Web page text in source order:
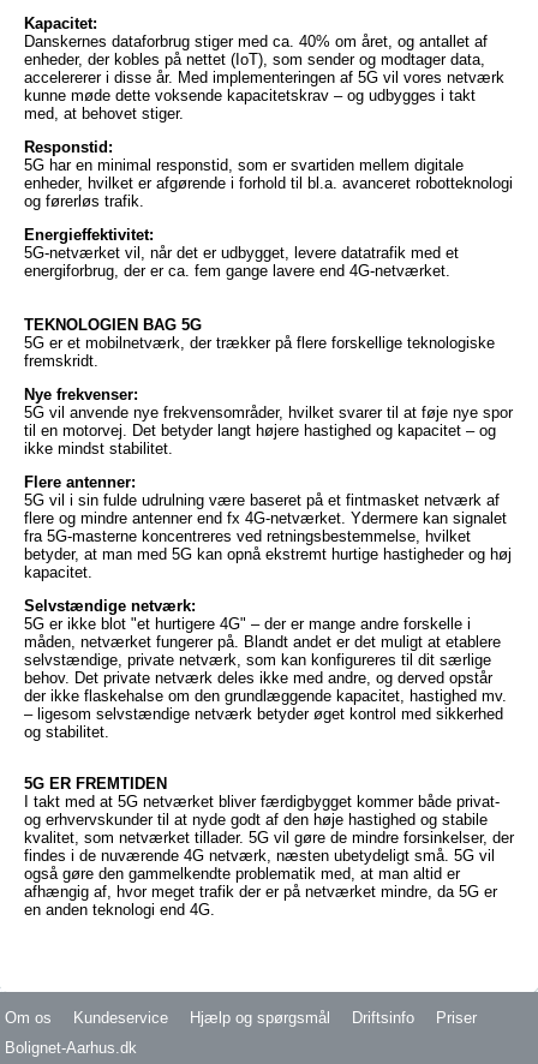
Kapacitet:
Danskernes dataforbrug stiger med ca. 40% om året, og antallet af
enheder, der kobles på nettet (IoT), som sender og modtager data,
accelererer i disse år. Med implementeringen af 5G vil vores netværk
kunne møde dette voksende kapacitetskrav – og udbygges i takt
med, at behovet stiger.
Responstid:
5G har en minimal responstid, som er svartiden mellem digitale
enheder, hvilket er afgørende i forhold til bl.a. avanceret robotteknologi
og førerløs trafik.
Energieffektivitet:
5G-netværket vil, når det er udbygget, levere datatrafik med et
energiforbrug, der er ca. fem gange lavere end 4G-netværket.
TEKNOLOGIEN BAG 5G
5G er et mobilnetværk, der trækker på flere forskellige teknologiske
fremskridt.
Nye frekvenser:
5G vil anvende nye frekvensområder, hvilket svarer til at føje nye spor
til en motorvej. Det betyder langt højere hastighed og kapacitet – og
ikke mindst stabilitet.
Flere antenner:
5G vil i sin fulde udrulning være baseret på et fintmasket netværk af
flere og mindre antenner end fx 4G-netværket. Ydermere kan signalet
fra 5G-masterne koncentreres ved retningsbestemmelse, hvilket
betyder, at man med 5G kan opnå ekstremt hurtige hastigheder og høj
kapacitet.
Selvstændige netværk:
5G er ikke blot "et hurtigere 4G" – der er mange andre forskelle i
måden, netværket fungerer på. Blandt andet er det muligt at etablere
selvstændige, private netværk, som kan konfigureres til dit særlige
behov. Det private netværk deles ikke med andre, og derved opstår
der ikke flaskehalse om den grundlæggende kapacitet, hastighed mv.
– ligesom selvstændige netværk betyder øget kontrol med sikkerhed
og stabilitet.
5G ER FREMTIDEN
I takt med at 5G netværket bliver færdigbygget kommer både privat-
og erhvervskunder til at nyde godt af den høje hastighed og stabile
kvalitet, som netværket tillader. 5G vil gøre de mindre forsinkelser, der
findes i de nuværende 4G netværk, næsten ubetydeligt små. 5G vil
også gøre den gammelkendte problematik med, at man altid er
afhængig af, hvor meget trafik der er på netværket mindre, da 5G er
en anden teknologi end 4G.
Om os Kundeservice Hjælp og spørgsmål Driftsinfo
Priser
Bolignet-Aarhus.dk